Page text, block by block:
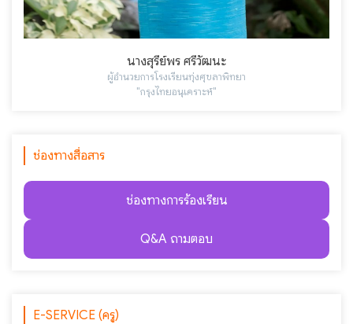
นางสุรีย์พร ศรีวัฒนะ
ผู้อำนวยการโรงเรียนทุ่งศุขลาพิทยา
"กรุงไทยอนุเคราะห์"
ช่องทางสื่อสาร
ช่องทางการร้องเรียน
Q&A ถามตอบ
E-SERVICE (ครู)